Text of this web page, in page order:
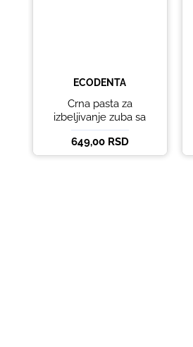
ECODENTA
Crna pasta za
izbeljivanje zuba sa
ukusom narandže
Ecodenta 100 ml
649,00 RSD